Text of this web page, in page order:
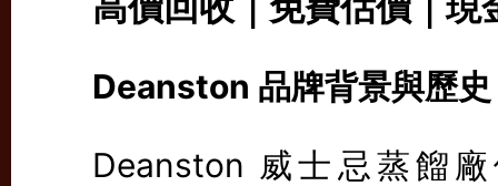
Deanston 品牌背景與歷史
Deanston 威士忌蒸餾